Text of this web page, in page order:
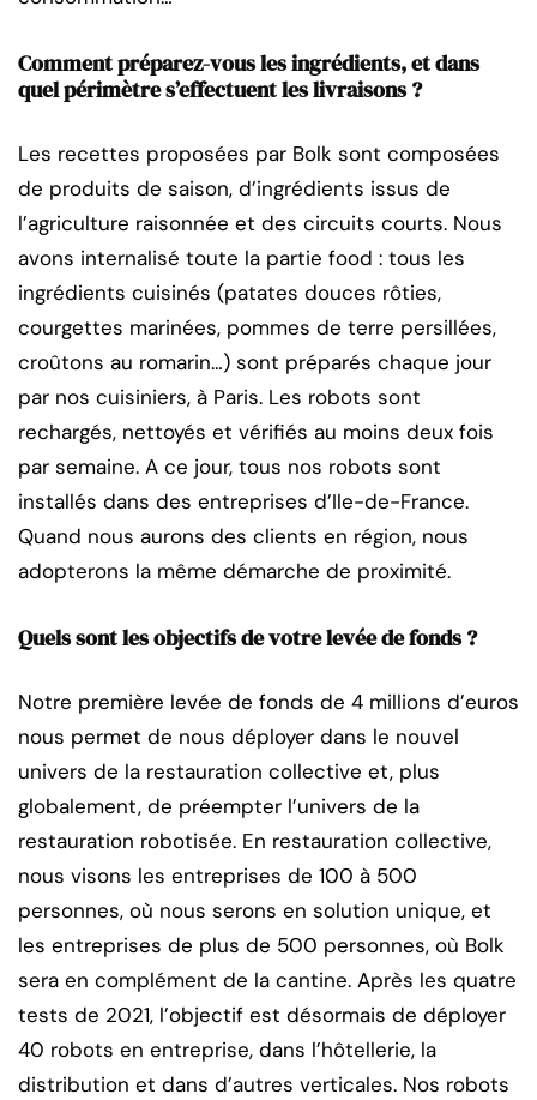
Comment préparez-vous les ingrédients, et dans
quel périmètre s’effectuent les livraisons ?
Les recettes proposées par Bolk sont composées
de produits de saison, d’ingrédients issus de
l’agriculture raisonnée et des circuits courts. Nous
avons internalisé toute la partie food : tous les
ingrédients cuisinés (patates douces rôties,
courgettes marinées, pommes de terre persillées,
croûtons au romarin…) sont préparés chaque jour
par nos cuisiniers, à Paris. Les robots sont
rechargés, nettoyés et vérifiés au moins deux fois
par semaine. A ce jour, tous nos robots sont
installés dans des entreprises d’Ile-de-France.
Quand nous aurons des clients en région, nous
adopterons la même démarche de proximité.
Quels sont les objectifs de votre levée de fonds ?
Notre première levée de fonds de 4 millions d’euros
nous permet de nous déployer dans le nouvel
univers de la restauration collective et, plus
globalement, de préempter l’univers de la
restauration robotisée. En restauration collective,
nous visons les entreprises de 100 à 500
personnes, où nous serons en solution unique, et
les entreprises de plus de 500 personnes, où Bolk
sera en complément de la cantine. Après les quatre
tests de 2021, l’objectif est désormais de déployer
40 robots en entreprise, dans l’hôtellerie, la
distribution et dans d’autres verticales. Nos robots